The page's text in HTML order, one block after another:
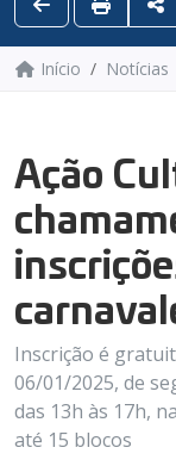
Início Notícias
Ação
Inscrição é
06/01/2025, de
das 13h às 17h,
até 15 blocos